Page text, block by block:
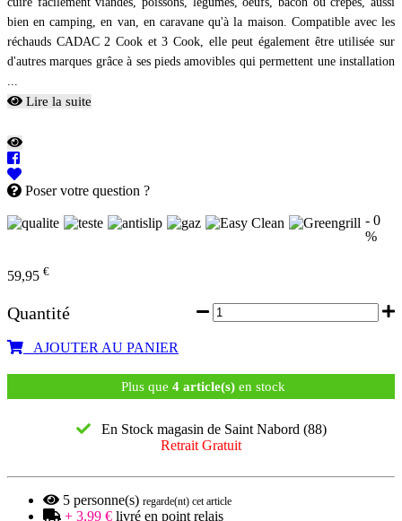
bien en camping, en van, en caravane qu'à la maison. Compatible avec les
réchauds CADAC 2 Cook et 3 Cook, elle peut également être utilisée sur
d'autres marques grâce à ses pieds amovibles qui permettent une installation
...
Lire la suite
Poser votre question ?
- 0
%
59,95 €
Quantité
AJOUTER AU PANIER
Plus que 4 article(s)en stock
En Stock magasin de Saint Nabord (88)
Retrait Gratuit
5 personne(s) regarde(nt) cet article
+ 3,99 € livré en point relais